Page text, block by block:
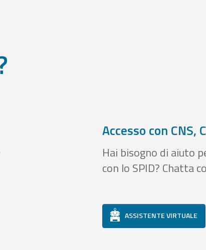
Accesso con CNS,
Hai bisogno di aiuto
con lo SPID? Chatta
ASSISTENTE VIRTUALE